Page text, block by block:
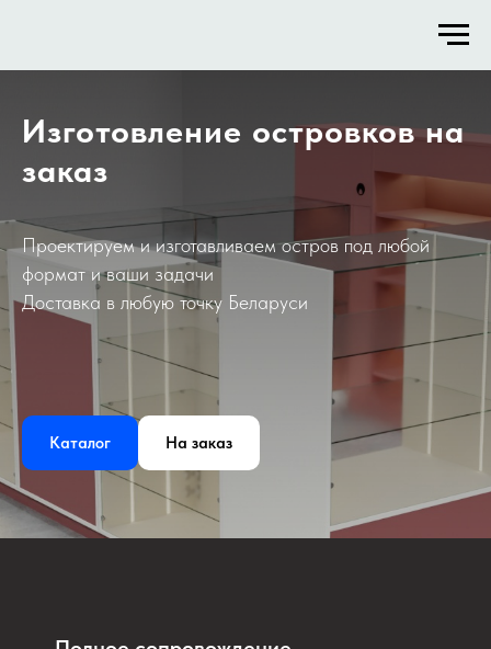
Изготовление островков на
заказ
Проектируем и изготавливаем остров под любой
формат и ваши задачи
Доставка в любую точку Беларуси
Каталог На заказ